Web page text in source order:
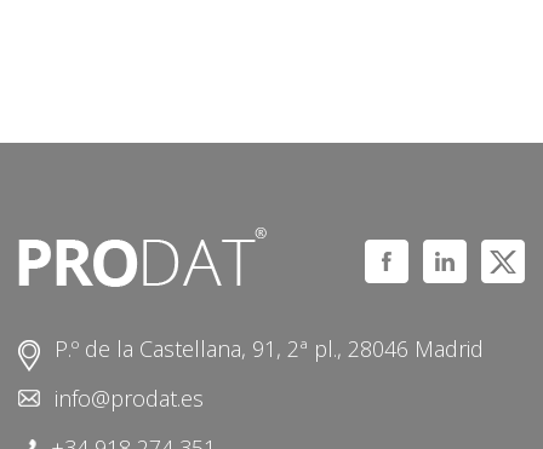
P.º de la Castellana, 91, 2ª pl., 28046 Madrid
info@prodat.es